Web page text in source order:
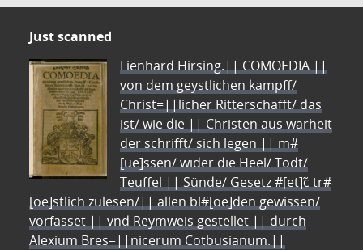
Just scanned
Lienhard Hirsing.|| COMOEDIA ||
von dem geystlichen kampff/
Christ=||licher Ritterschafft/ das
ist/ wie die || Christen aus warheit
der schrifft/ sich legen || m#
[ue]ssen/ wider die Heel/ Todt/
Teuffel || Sünde/ Gesetz #[et]c̃ tr#
[oe]stlich zulesen/|| allen bl#[oe]den gewissen/
vorfasset || vnd Reymweis gestellet || durch
Alexium Bres=||nicerum Cotbusianum.||